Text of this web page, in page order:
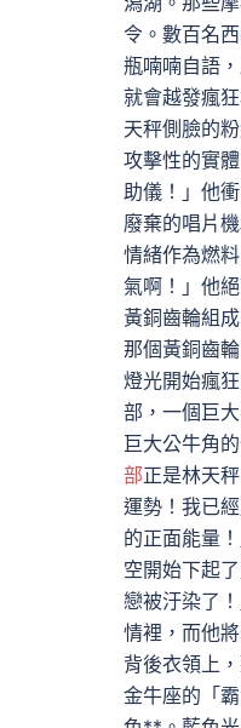
令。數百名
瓶喃喃自語
就會越發瘋
天秤側臉的
攻擊性的實
助儀！」他
廢棄的唱片
情緒作為燃
氣啊！」他
黃銅齒輪組
那個黃銅齒
燈光開始瘋
部，一個巨
巨大公牛角
部正是林天
運勢！我已
的正面能量
空開始下起
戀被汙染了
情裡，而他
背後衣領上
金牛座的「